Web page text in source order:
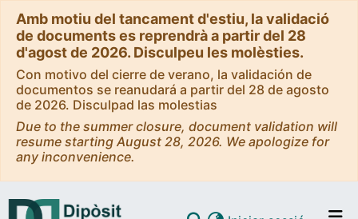
Amb motiu del tancament d'estiu, la validació
de documents es reprendrà a partir del 28
d'agost de 2026. Disculpeu les molèsties.
Con motivo del cierre de verano, la validación de
documentos se reanudará a partir del 28 de agosto
de 2026. Disculpad las molestias
Due to the summer closure, document validation will
resume starting August 28, 2026. We apologize for
any inconvenience.